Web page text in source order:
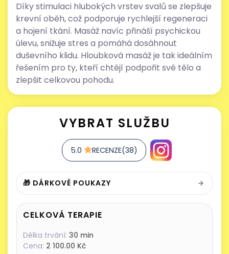
Díky stimulaci hlubokých vrstev svalů se zlepšuje
krevní oběh, což podporuje rychlejší regeneraci
a hojení tkání. Masáž navíc přináší psychickou
úlevu, snižuje stres a pomáhá dosáhnout
duševního klidu. Hloubková masáž je tak ideálním
řešením pro ty, kteří chtějí podpořit své tělo a
zlepšit celkovou pohodu.
VYBRAT SLUŽBU
5.0 RECENZE(38)
🎁 DÁRKOVÉ POUKAZY
CELKOVÁ TERAPIE
Délka trvání: 30 min
Cena: 2 100.00 Kč